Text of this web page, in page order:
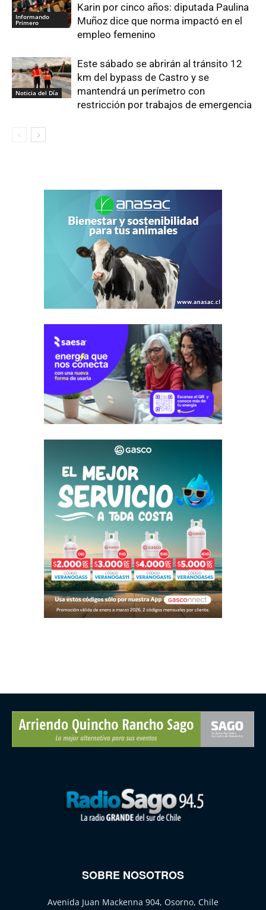
Informando
Primero
Karin por cinco años: diputada Paulina
Muñoz dice que norma impactó en el
empleo femenino
Noticia del Día
Este sábado se abrirán al tránsito 12
km del bypass de Castro y se
mantendrá un perímetro con
restricción por trabajos de emergencia
SOBRE NOSOTROS
Avenida Juan Mackenna 904, Osorno, Chile